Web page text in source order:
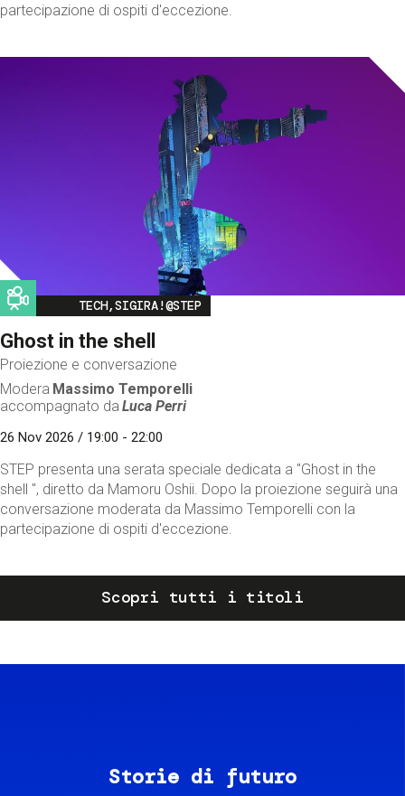
partecipazione di ospiti d'eccezione.
Image
TECH,SIGIRA!@STEP
Ghost in the shell
Proiezione e conversazione
Modera Massimo Temporelli
accompagnato da Luca Perri
26 Nov 2026 / 19:00 - 22:00
STEP presenta una serata speciale dedicata a "Ghost in the
shell ", diretto da Mamoru Oshii. Dopo la proiezione seguirà una
conversazione moderata da Massimo Temporelli con la
partecipazione di ospiti d'eccezione.
Scopri tutti i titoli
Storie di futuro